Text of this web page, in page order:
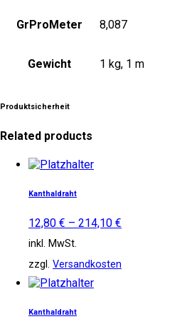
GrProMeter 8,087
Gewicht 1 kg, 1 m
Produktsicherheit
Related products
Dieses
Varianten
auf.
Optionen
können
auf
Kanthaldraht
12,80 € – 214,10 €
inkl. MwSt.
zzgl. Versandkosten
Dieses
Kanthaldraht